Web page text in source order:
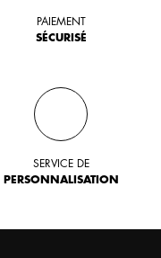
PAIEMENT
SÉCURISÉ
SERVICE DE
PERSONNALISATION